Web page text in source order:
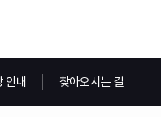
안내 찾아오시는 길